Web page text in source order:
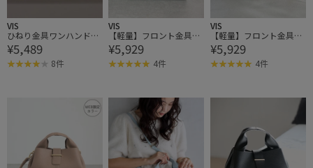
VIS
ひねり金具ワンハンドル
ミニショルダーバッグ/2
WAY,WEB限定カラーあり
¥5,489
8件
VIS
【軽量】フロント金具エ
アリーソフトミニショル
ダーバッグ
¥5,929
4件
VIS
【軽量】フロント金具エ
アリーソフトミニショル
ダーバッグ
¥5,929
4件